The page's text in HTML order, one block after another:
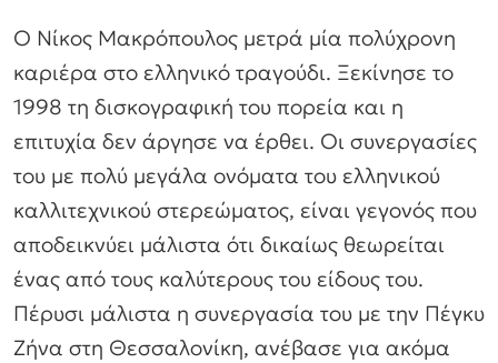
Ο Νίκος Μακρόπουλος μετρά μία πολύχρονη
καριέρα στο ελληνικό τραγούδι. Ξεκίνησε το
1998 τη δισκογραφική του πορεία και η
επιτυχία δεν άργησε να έρθει. Οι συνεργασίες
του με πολύ μεγάλα ονόματα του ελληνικού
καλλιτεχνικού στερεώματος, είναι γεγονός που
αποδεικνύει μάλιστα ότι δικαίως θεωρείται
ένας από τους καλύτερους του είδους του.
Πέρυσι μάλιστα η συνεργασία του με την Πέγκυ
Ζήνα στη Θεσσαλονίκη, ανέβασε για ακόμα